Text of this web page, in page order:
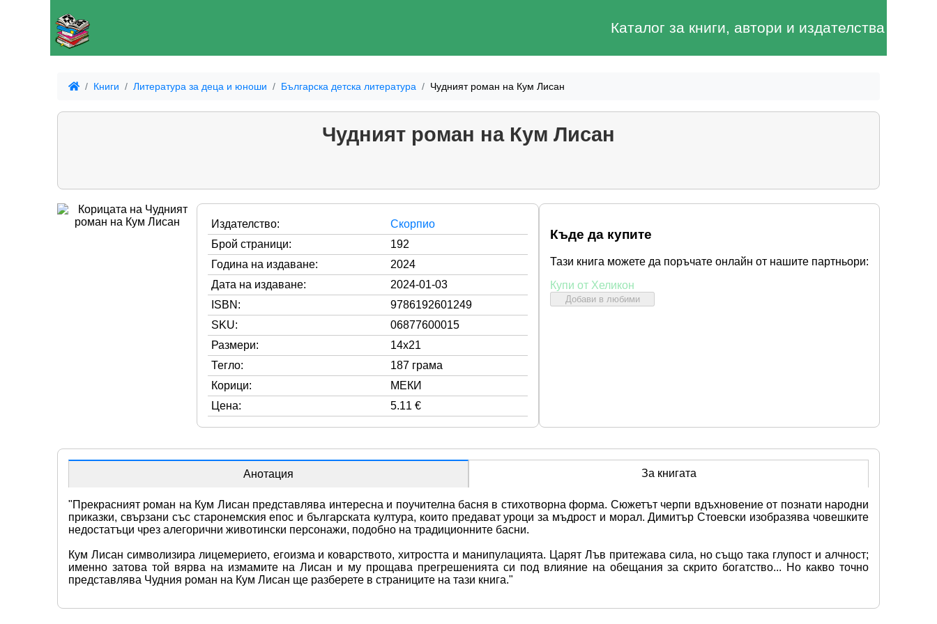
Каталог за книги, автори и издателства
Книги Литература за деца и юноши Българска детска литература Чудният роман на Кум Лисан
Чудният роман на Кум Лисан
Издателство:
Скорпио
Брой страници:
192
Година на издаване:
2024
Дата на издаване:
2024-01-03
ISBN:
9786192601249
SKU:
06877600015
Размери:
14x21
Тегло:
187 грама
Корици:
МЕКИ
Цена:
5.11 €
Къде да купите
Тази книга можете да поръчате онлайн от нашите партньори:
Купи от Хеликон
Добави в любими
Анотация За книгата
"Прекрасният роман на Кум Лисан представлява интересна и поучителна басня в стихотворна форма. Сюжетът черпи вдъхновение от познати народни
приказки, свързани със старонемския епос и българската култура, които предават уроци за мъдрост и морал. Димитър Стоевски изобразява човешките
недостатъци чрез алегорични животински персонажи, подобно на традиционните басни.
Кум Лисан символизира лицемерието, егоизма и коварството, хитростта и манипулацията. Царят Лъв притежава сила, но също така глупост и алчност;
именно затова той вярва на измамите на Лисан и му прощава прегрешенията си под влияние на обещания за скрито богатство... Но какво точно
представлява Чудния роман на Кум Лисан ще разберете в страниците на тази книга."